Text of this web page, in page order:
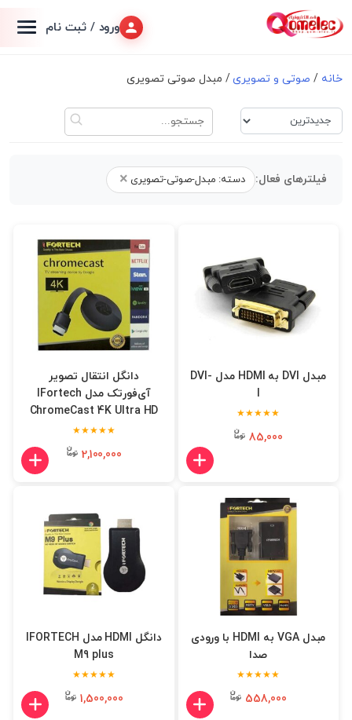
ورود / ثبت نام
خانه / صوتی و تصویری/ مبدل صوتی تصویری
فیلترهای فعال: دسته: مبدل-صوتی-تصویری ×
مبدل DVI به HDMI مدل DVI-
I
★★★★★
85,000
دانگل انتقال تصویر
آی‌فورتک مدل IFortech
ChromeCast 4K Ultra HD
★★★★★
2,100,000
مبدل VGA به HDMI با ورودی
صدا
★★★★★
558,000
دانگل HDMI مدل IFORTECH
M9 plus
★★★★★
1,500,000